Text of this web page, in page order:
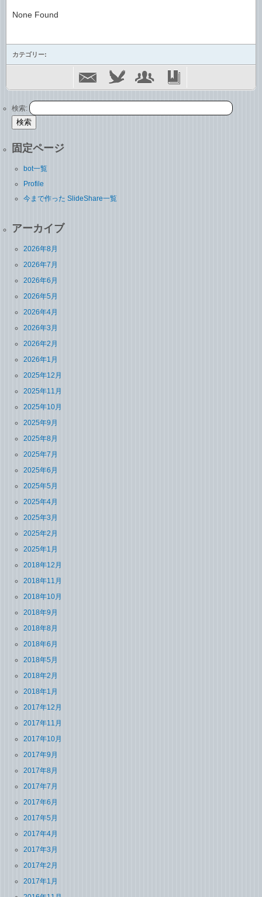
None Found
カテゴリー:
検索:
固定ページ
bot一覧
Profile
今まで作った SlideShare一覧
アーカイブ
2026年8月
2026年7月
2026年6月
2026年5月
2026年4月
2026年3月
2026年2月
2026年1月
2025年12月
2025年11月
2025年10月
2025年9月
2025年8月
2025年7月
2025年6月
2025年5月
2025年4月
2025年3月
2025年2月
2025年1月
2018年12月
2018年11月
2018年10月
2018年9月
2018年8月
2018年6月
2018年5月
2018年2月
2018年1月
2017年12月
2017年11月
2017年10月
2017年9月
2017年8月
2017年7月
2017年6月
2017年5月
2017年4月
2017年3月
2017年2月
2017年1月